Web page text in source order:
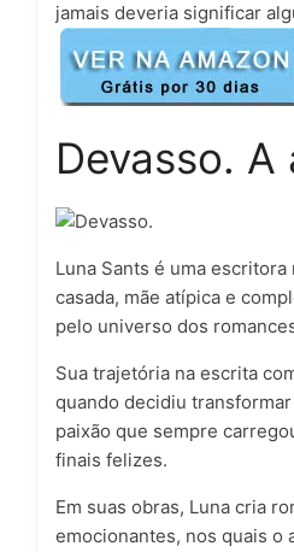
jamais deveria significar
Devasso. A
Luna Sants é uma escritora
casada, mãe atípica e
pelo universo dos
Sua trajetória na escrita
quando decidiu
paixão que sempre
finais felizes.
Em suas obras, Luna cria
emocionantes, nos quais o